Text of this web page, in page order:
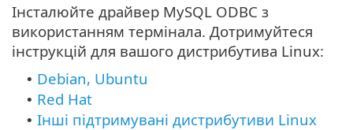
Інсталюйте драйвер MySQL ODBC з
використанням термінала. Дотримуйтеся
інструкцій для вашого дистрибутива Linux:
• Debian, Ubuntu
• Red Hat
• Інші підтримувані дистрибутиви Linux